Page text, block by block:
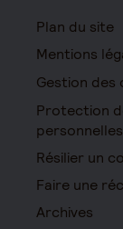
Plan du site
Mentions
Gestion des
Protection
personnelles
Résilier un
Faire une
Archives